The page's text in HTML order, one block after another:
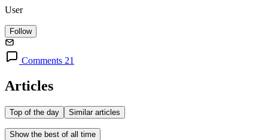
User
Follow
Comments 21
Articles
Top of the day Similar articles
Show the best of all time